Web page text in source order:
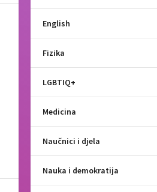
English
Fizika
LGBTIQ+
Medicina
Naučnici i djela
Nauka i demokratija